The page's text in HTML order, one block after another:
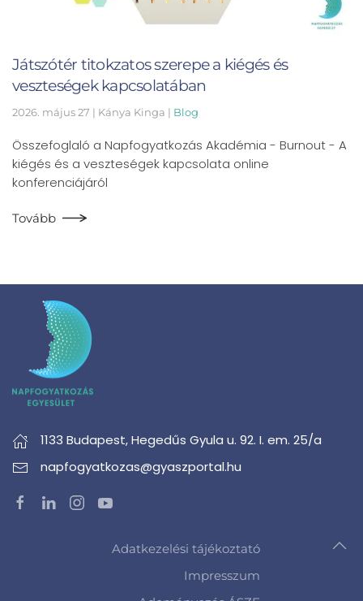
Játszótér titokzatos szerepe a kiégés és
veszteségek kapcsolatában
2026. május 27 | Kánya Kinga | Blog
Összefoglaló a Napfogyatkozás Akadémia - Burnout - A
kiégés és a veszteségek kapcsolata online
konferenciájáról
Tovább
1133 Budapest,Hegedűs Gyula u. 92. I. em. 25/a
napfogyatkozas@gyaszportal.hu
Adatkezelési tájékoztató
Impresszum